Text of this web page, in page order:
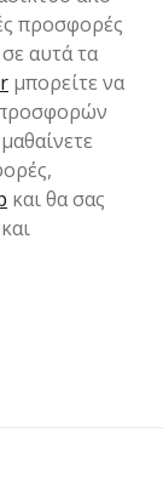
προσφορές
αυτά τα
μπορείτε να
προσφορών
και θα σας